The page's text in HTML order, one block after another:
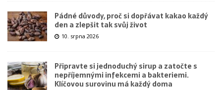
Pádné důvody, proč si dopřávat kakao každý
den a zlepšit tak svůj život
10. srpna 2026
Připravte si jednoduchý sirup a zatočte s
nepříjemnými infekcemi a bakteriemi.
Klíčovou surovinu má každý doma